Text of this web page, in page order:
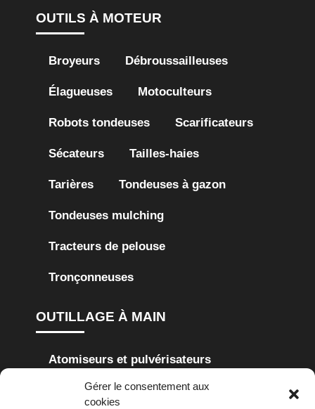
Gérer le consentement aux
cookies
OUTILS À MOTEUR
Broyeurs Débroussailleuses
Élagueuses Motoculteurs
Robots tondeuses Scarificateurs
Sécateurs Tailles-haies
Tarières Tondeuses à gazon
Tondeuses mulching
Tracteurs de pelouse
Tronçonneuses
OUTILLAGE À MAIN
Atomiseurs et pulvérisateurs
Cisailles à haie Cisailles à gazon